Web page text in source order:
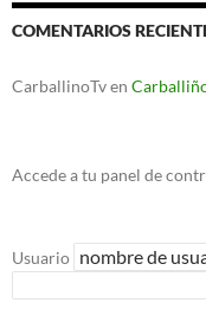
COMENTARIOS
CarballinoTven
Accede a tu panel de
Usuario